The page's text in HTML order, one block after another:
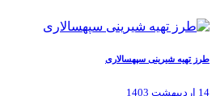
طرز تهیه شیرینی سپهسالاری
14 اردیبهشت 1403